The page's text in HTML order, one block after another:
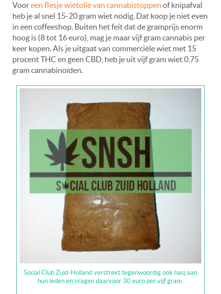
Vooreen flesje wietolie van cannabistoppen of knipafval
heb je al snel 15-20 gram wiet nodig. Dat koop je niet even
in een coffeeshop. Buiten het feit dat de gramprijs enorm
hoog is (8 tot 16 euro), mag je maar vijf gram cannabis per
keer kopen. Als je uitgaat van commerciële wiet met 15
procent THC en geen CBD, heb je uit vijf gram wiet 0,75
gram cannabinoïden.
Social Club Zuid-Holland verstrekt tegenwoordig ook hasj aan
hun leden en vragen daarvoor 30 euro per vijf gram.